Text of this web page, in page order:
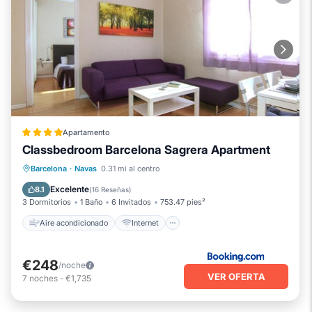
Apartamento
Classbedroom Barcelona Sagrera Apartment
Barcelona · Navas 0.31 mi al centro
8.1 Excelente(16 Reseñas)
3 Dormitorios 1 Baño 6 Invitados 753.47 pies²
Aire acondicionado Internet
Aire acondicionado
Apto para niños
€248/noche
7 noches - €1,735 VER OFERTA